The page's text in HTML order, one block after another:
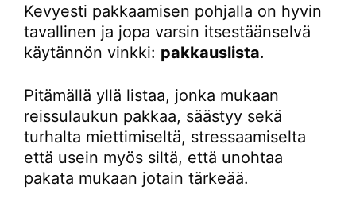
Kevyesti pakkaamisen pohjalla on hyvin
tavallinen ja jopa varsin itsestäänselvä
käytännön vinkki: pakkauslista.
Pitämällä yllä listaa, jonka mukaan
reissulaukun pakkaa, säästyy sekä
turhalta miettimiseltä, stressaamiselta
että usein myös siltä, että unohtaa
pakata mukaan jotain tärkeää.